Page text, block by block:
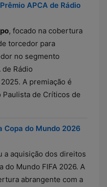
APCA de Rádio
, focado na cobertura
torcedor para
no segmento
Rádio
A premiação é
Paulista de Críticos de
Copa do Mundo 2026
a aquisição dos direitos
do Mundo FIFA 2026. A
abrangente com a